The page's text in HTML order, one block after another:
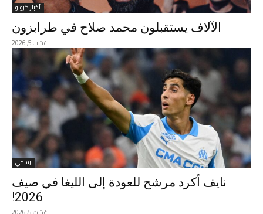
أخبار كرونو
الآلاف يستقبلون محمد صلاح في طرابزون
غشت 5, 2026
رسمي
نايف أكرد مرشح للعودة إلى الليغا في صيف
2026!